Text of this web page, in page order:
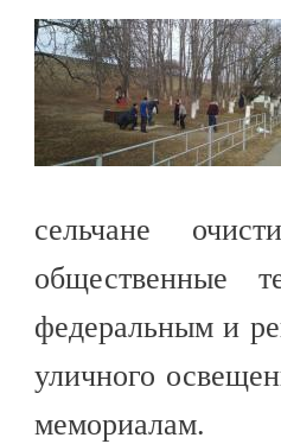
сельчане
общественные
федеральным и
уличного
мемориалам.